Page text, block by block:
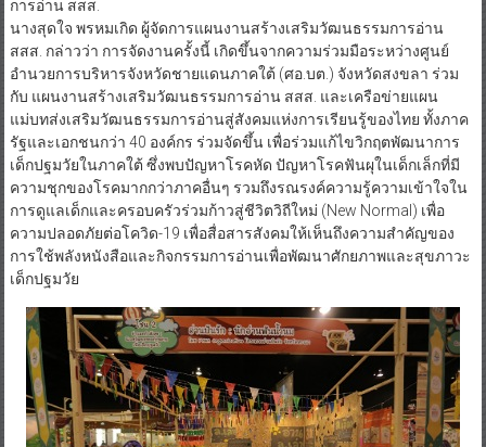
การอ่าน สสส.
นางสุดใจ พรหมเกิด ผู้จัดการแผนงานสร้างเสริมวัฒนธรรมการอ่าน
สสส. กล่าวว่า การจัดงานครั้งนี้ เกิดขึ้นจากความร่วมมือระหว่างศูนย์
อำนวยการบริหารจังหวัดชายแดนภาคใต้ (ศอ.บต.) จังหวัดสงขลา ร่วม
กับ แผนงานสร้างเสริมวัฒนธรรมการอ่าน สสส. และเครือข่ายแผน
แม่บทส่งเสริมวัฒนธรรมการอ่านสู่สังคมแห่งการเรียนรู้ของไทย ทั้งภาค
รัฐและเอกชนกว่า 40 องค์กร ร่วมจัดขึ้น เพื่อร่วมแก้ไขวิกฤตพัฒนาการ
เด็กปฐมวัยในภาคใต้ ซึ่งพบปัญหาโรคหัด ปัญหาโรคฟันผุในเด็กเล็กที่มี
ความชุกของโรคมากกว่าภาคอื่นๆ รวมถึงรณรงค์ความรู้ความเข้าใจใน
การดูแลเด็กและครอบครัวร่วมก้าวสู่ชีวิตวิถีใหม่ (New Normal) เพื่อ
ความปลอดภัยต่อโควิด-19 เพื่อสื่อสารสังคมให้เห็นถึงความสำคัญของ
การใช้พลังหนังสือและกิจกรรมการอ่านเพื่อพัฒนาศักยภาพและสุขภาวะ
เด็กปฐมวัย